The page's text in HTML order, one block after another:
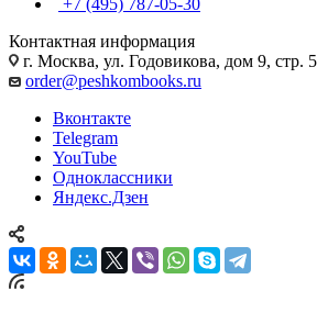
Контактная информация
г. Москва, ул. Годовикова, дом 9, стр.
order@peshkombooks.ru
Вконтакте
Telegram
YouTube
Одноклассники
Яндекс.Дзен